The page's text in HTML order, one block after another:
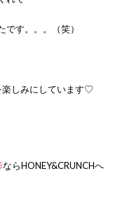
す。。。（笑）
楽しみにしています♡
ならHONEY&CRUNCHへ